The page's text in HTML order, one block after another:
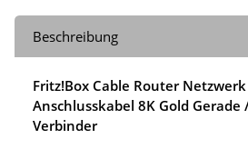
Beschreibung
Fritz!Box Cable Router
Anschlusskabel 8K Gold Gerade
Verbinder